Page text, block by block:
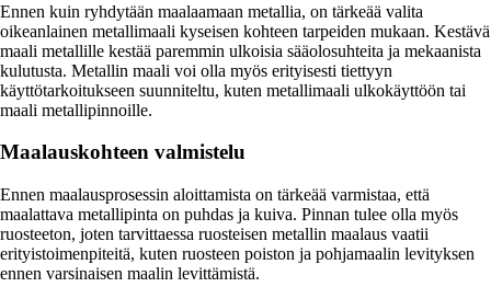
Ennen kuin ryhdytään maalaamaan metallia, on tärkeää valita
oikeanlainen metallimaali kyseisen kohteen tarpeiden mukaan. Kestävä
maali metallille kestää paremmin ulkoisia sääolosuhteita ja mekaanista
kulutusta. Metallin maali voi olla myös erityisesti tiettyyn
käyttötarkoitukseen suunniteltu, kuten metallimaali ulkokäyttöön tai
maali metallipinnoille.
Maalauskohteen valmistelu
Ennen maalausprosessin aloittamista on tärkeää varmistaa, että
maalattava metallipinta on puhdas ja kuiva. Pinnan tulee olla myös
ruosteeton, joten tarvittaessa ruosteisen metallin maalaus vaatii
erityistoimenpiteitä, kuten ruosteen poiston ja pohjamaalin levityksen
ennen varsinaisen maalin levittämistä.